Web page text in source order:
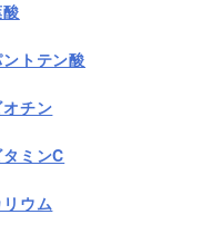
トテン酸
チン
ミンC
ウム